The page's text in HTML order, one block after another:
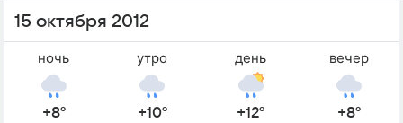
15 октября 2012
ночь
+8°
утро
+10°
день
+12°
вечер
+8°